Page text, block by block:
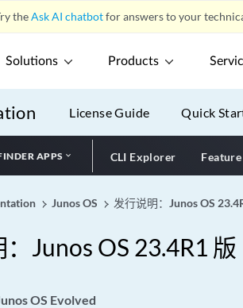
theAsk AI chatbotfor answers to your
Solutions Products
License Guide Quick
APPS CLI Explorer
Junos OS 发行说明：Junos OS
Junos OS 23.4R1 版
OS Evolved